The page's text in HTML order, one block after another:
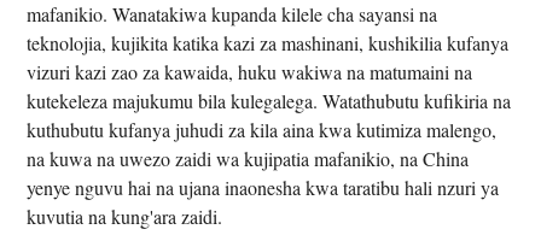
mafanikio. Wanatakiwa kupanda kilele cha sayansi na
teknolojia, kujikita katika kazi za mashinani, kushikilia kufanya
vizuri kazi zao za kawaida, huku wakiwa na matumaini na
kutekeleza majukumu bila kulegalega. Watathubutu kufikiria na
kuthubutu kufanya juhudi za kila aina kwa kutimiza malengo,
na kuwa na uwezo zaidi wa kujipatia mafanikio, na China
yenye nguvu hai na ujana inaonesha kwa taratibu hali nzuri ya
kuvutia na kung'ara zaidi.